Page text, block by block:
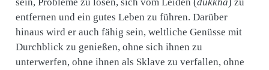
entfernen und ein gutes Leben zu führen. Darüber
hinaus wird er auch fähig sein, weltliche Genüsse mit
Durchblick zu genießen, ohne sich ihnen zu
unterwerfen, ohne ihnen als Sklave zu verfallen, ohne